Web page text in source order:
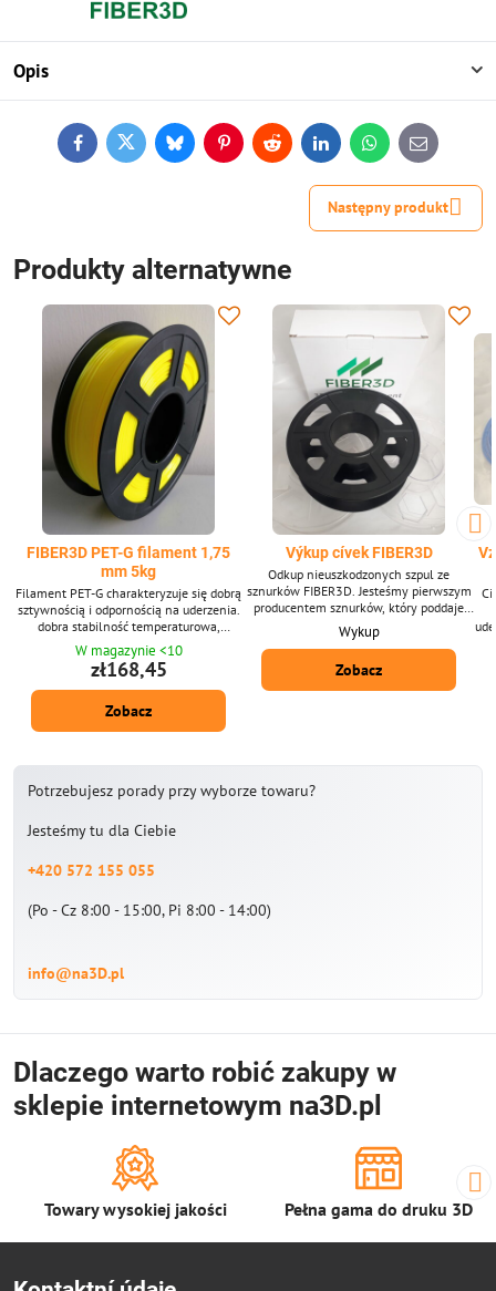
Opis
FacebookTwitterBlueskyPinterestReddit LinkedInWhatsApp
E-
mail
Następny produkt
Produkty alternatywne
FIBER3D PET-G filament 1,75
mm 5kg
Filament PET-G charakteryzuje się dobrą
sztywnością i odpornością na uderzenia.
dobra stabilność temperaturowa,
odporność na kwasy i rozpuszczalniki.
Średnica filamentu: 1,75 mm ± 0,02
mm. Opakowanie 5 kg - zawiera ok.
1660 m sznurka o średnicy 1,75 mm.
Dostarczany w szerokiej gamie kolorów.
W magazynie <10
zł168,45
Zobacz
Výkup cívek FIBER3D
Odkup nieuszkodzonych szpul ze
sznurków FIBER3D. Jesteśmy pierwszym
producentem sznurków, który poddaje
recyklingowi szpule i pudełka z
filamentem, a kupujemy je od 2020
Wykup
Zobacz
Potrzebujesz porady przy wyborze towaru?
Jesteśmy tu dla Ciebie
+420 572 155 055
(Po - Cz 8:00 - 15:00, Pi 8:00 - 14:00)
info@na3D.pl
Dlaczego warto robić zakupy w
sklepie internetowym na3D.pl
Towary wysokiej jakości Pełna gama do druku 3D